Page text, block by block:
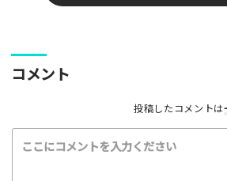
ここのパークやスポットの感想をぜひお
の参考となります！
レビュータイトル（※必須）
コメント
投稿したコメントは